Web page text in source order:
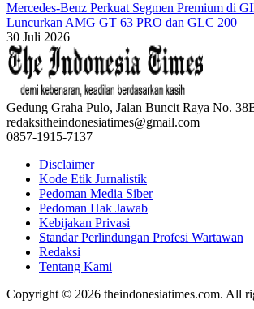
Mercedes-Benz Perkuat Segmen Premium di
Luncurkan AMG GT 63 PRO dan GLC 200
30 Juli 2026
Gedung Graha Pulo, Jalan Buncit Raya No.
redaksitheindonesiatimes@gmail.com
0857-1915-7137
Disclaimer
Kode Etik Jurnalistik
Pedoman Media Siber
Pedoman Hak Jawab
Kebijakan Privasi
Standar Perlindungan Profesi Wartawan
Redaksi
Tentang Kami
Copyright © 2026 theindonesiatimes.com. All